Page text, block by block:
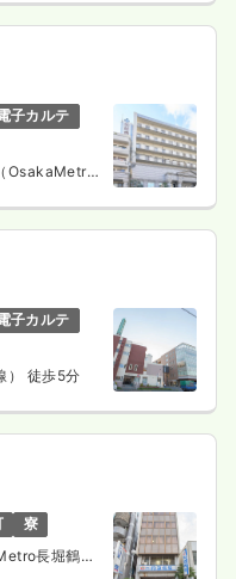
子カルテ
OsakaMetro
子カルテ
） 徒歩5分
寮
長堀鶴見